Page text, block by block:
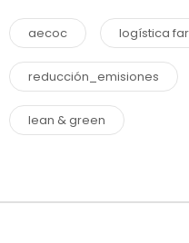
aecoc logística
reducción_emisiones
lean & green